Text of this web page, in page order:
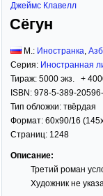
Джеймс Клавелл
Сёгун
М.: Иностранка,
Серия: Иностранная
Тираж: 5000 экз. +
ISBN: 978-5-389-
Тип обложки: твёрдая
Формат: 60x90/16
Страниц: 1248
Описание:
Третий роман
Художник не